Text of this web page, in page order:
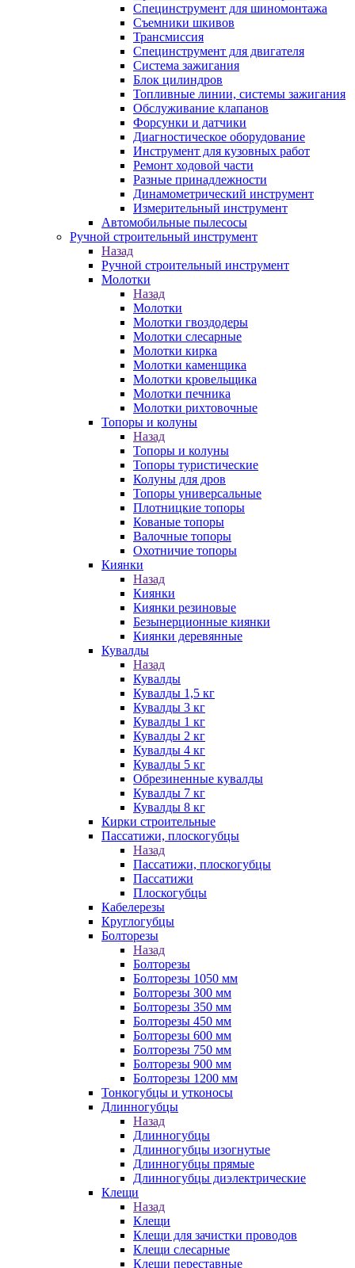
Специнструмент для шиномонтажа
Съемники шкивов
Трансмиссия
Специнструмент для двигателя
Система зажигания
Блок цилиндров
Топливные линии, системы зажигания
Обслуживание клапанов
Форсунки и датчики
Диагностическое оборудование
Инструмент для кузовных работ
Ремонт ходовой части
Разные принадлежности
Динамометрический инструмент
Измерительный инструмент
Автомобильные пылесосы
Ручной строительный инструмент
Назад
Ручной строительный инструмент
Молотки
Назад
Молотки
Молотки гвоздодеры
Молотки слесарные
Молотки кирка
Молотки каменщика
Молотки кровельщика
Молотки печника
Молотки рихтовочные
Топоры и колуны
Назад
Топоры и колуны
Топоры туристические
Колуны для дров
Топоры универсальные
Плотницкие топоры
Кованые топоры
Валочные топоры
Охотничие топоры
Киянки
Назад
Киянки
Киянки резиновые
Безынерционные киянки
Киянки деревянные
Кувалды
Назад
Кувалды
Кувалды 1,5 кг
Кувалды 3 кг
Кувалды 1 кг
Кувалды 2 кг
Кувалды 4 кг
Кувалды 5 кг
Обрезиненные кувалды
Кувалды 7 кг
Кувалды 8 кг
Кирки строительные
Пассатижи, плоскогубцы
Назад
Пассатижи, плоскогубцы
Пассатижи
Плоскогубцы
Кабелерезы
Круглогубцы
Болторезы
Назад
Болторезы
Болторезы 1050 мм
Болторезы 300 мм
Болторезы 350 мм
Болторезы 450 мм
Болторезы 600 мм
Болторезы 750 мм
Болторезы 900 мм
Болторезы 1200 мм
Тонкогубцы и утконосы
Длинногубцы
Назад
Длинногубцы
Длинногубцы изогнутые
Длинногубцы прямые
Длинногубцы диэлектрические
Клещи
Назад
Клещи
Клещи для зачистки проводов
Клещи слесарные
Клещи переставные